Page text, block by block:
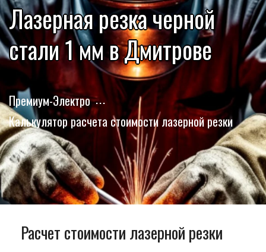
Лазерная резка черной
стали 1 мм в Дмитрове
Премиум-Электро
Калькулятор расчета стоимости лазерной резки
Расчет стоимости лазерной резки